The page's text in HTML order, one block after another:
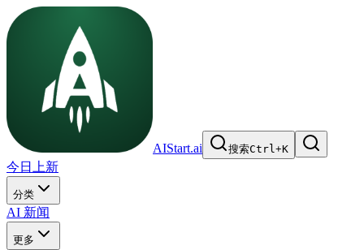
AIStart.ai 搜索Ctrl+K
今日上新
分类
AI 新闻
更多